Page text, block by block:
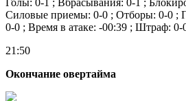
Силовые приемы: 0-0 ; Отборы: 0-0 ;
0-0 ; Время в атаке: -00:39 ; Штраф: 0-
21:50
Окончание овертайма